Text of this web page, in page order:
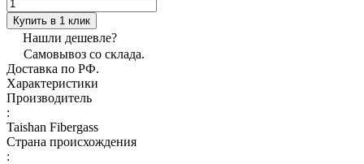
Купить в 1 клик
Нашли дешевле?
Самовывоз со склада.
Доставка по РФ.
Характеристики
Производитель
:
Taishan Fibergass
Страна происхождения
: